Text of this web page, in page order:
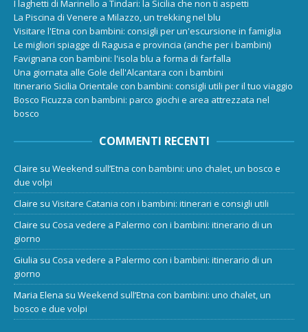
I laghetti di Marinello a Tindari: la Sicilia che non ti aspetti
La Piscina di Venere a Milazzo, un trekking nel blu
Visitare l'Etna con bambini: consigli per un'escursione in famiglia
Le migliori spiagge di Ragusa e provincia (anche per i bambini)
Favignana con bambini: l'isola blu a forma di farfalla
Una giornata alle Gole dell'Alcantara con i bambini
Itinerario Sicilia Orientale con bambini: consigli utili per il tuo viaggio
Bosco Ficuzza con bambini: parco giochi e area attrezzata nel
bosco
COMMENTI RECENTI
Claire su Weekend sull’Etna con bambini: uno chalet, un bosco e
due volpi
Claire su Visitare Catania con i bambini: itinerari e consigli utili
Claire su Cosa vedere a Palermo con i bambini: itinerario di un
giorno
Giulia su Cosa vedere a Palermo con i bambini: itinerario di un
giorno
Maria Elena su Weekend sull’Etna con bambini: uno chalet, un
bosco e due volpi